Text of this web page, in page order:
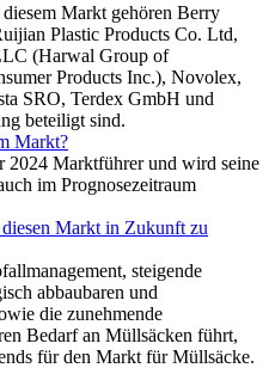
Markt gehören Berry
Plastic Products Co. Ltd,
(Harwal Group of
Products Inc.), Novolex,
SRO, Terdex GmbH und
beteiligt sind.
Markt?
2024 Marktführer und wird seine
im Prognosezeitraum
Markt in Zukunft zu
steigende
abbaubaren und
die zunehmende
Bedarf an Müllsäcken führt,
für den Markt für Müllsäcke.